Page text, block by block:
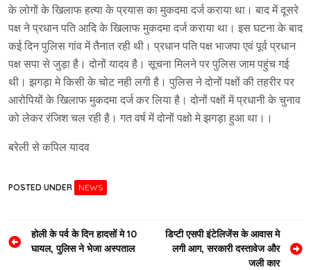
के लोगों के खिलाफ हत्या के प्रयास का मुकदमा दर्ज कराया था। बाद में दूसरे
पक्ष ने प्रधान पति आदि के खिलाफ मुकदमा दर्ज कराया था। इस घटना के बाद
कई दिन पुलिस गांव में तैनात रही थी। प्रधान पति पक्ष भाजपा एवं पूर्व प्रधान
पक्ष सपा से जुड़ा है। दोनों यादव है। सूचना मिलने पर पुलिस जाम पहुंच गई
थी। झगड़ा मे किसी के चोट नही लगी है। पुलिस ने दोनों पक्षों की तहरीर पर
आरोपियों के खिलाफ मुकदमा दर्ज कर लिया है। दोनों पक्षों में प्रधानी के चुनाव
को लेकर रंजिश चल रही है। गत वर्ष में दोनों पक्षो मे झगड़ा हुआ था।।
बरेली से कपिल यादव
POSTED UNDER NEWS
Post
navigation
होली के पर्व के दिन हादसों मे 10
घायल, पुलिस ने भेजा अस्पताल
डिप्टी एसपी इंटेलिजेंस के आवास मे
लगी आग, सरकारी दस्तावेज और
जली कार